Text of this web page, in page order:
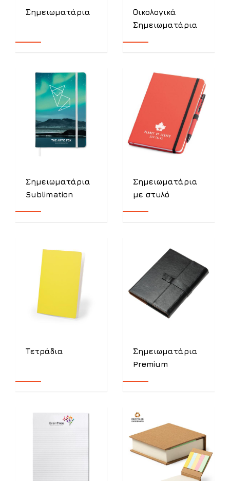
Σημειωματάρια
Οικολογικά
Σημειωματάρια
Σημειωματάρια
Sublimation
Σημειωματάρια
με στυλό
Τετράδια
Σημειωματάρια
Premium